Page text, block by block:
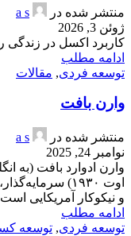
منتشر شده در
a s
ژوئن 3, 2026
کاربرد اکسل در زندگی
ادامه مطلب
توسعه فردی, مقالات
وارن بافت
منتشر شده در
a s
نوامبر 24, 2025
اوت ۱۹۳۰)
و نیکوکار آمریکایی
ادامه مطلب
توسعه فردی, توسعه